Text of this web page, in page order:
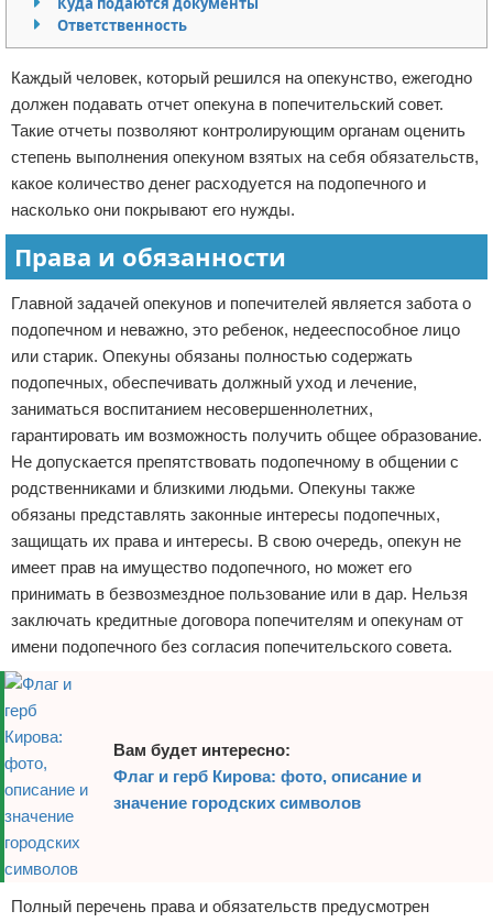
Кино и сериалы
Покупки
Мода и стиль
Отказ от ответственности
Ответственность
Каждый человек, который решился на опекунство, ежегодно
должен подавать отчет опекуна в попечительский совет.
Такие отчеты позволяют контролирующим органам оценить
степень выполнения опекуном взятых на себя обязательств,
какое количество денег расходуется на подопечного и
насколько они покрывают его нужды.
Права и обязанности
Главной задачей опекунов и попечителей является забота о
подопечном и неважно, это ребенок, недееспособное лицо
или старик. Опекуны обязаны полностью содержать
подопечных, обеспечивать должный уход и лечение,
заниматься воспитанием несовершеннолетних,
гарантировать им возможность получить общее образование.
Не допускается препятствовать подопечному в общении с
родственниками и близкими людьми. Опекуны также
обязаны представлять законные интересы подопечных,
защищать их права и интересы. В свою очередь, опекун не
имеет прав на имущество подопечного, но может его
принимать в безвозмездное пользование или в дар. Нельзя
заключать кредитные договора попечителям и опекунам от
имени подопечного без согласия попечительского совета.
Вам будет интересно:
Флаг и герб Кирова: фото, описание и
значение городских символов
Полный перечень права и обязательств предусмотрен